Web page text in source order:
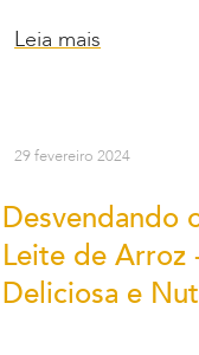
Leia mais
29 fevereiro 2024
Desvendando
Leite de Arroz
Deliciosa e